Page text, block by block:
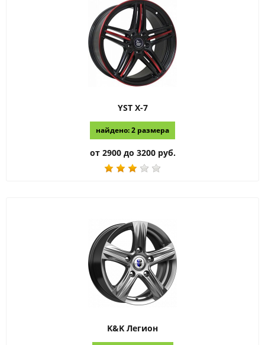
YST X-7
найдено: 2 размера
от 2900 до 3200 руб.
K&K Легион